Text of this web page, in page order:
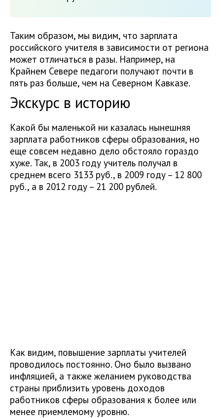
Таким образом, мы видим, что зарплата
российского учителя в зависимости от региона
может отличаться в разы. Например, на
Крайнем Севере педагоги получают почти в
пять раз больше, чем на Северном Кавказе.
Экскурс в историю
Какой бы маленькой ни казалась нынешняя
зарплата работников сферы образования, но
еще совсем недавно дело обстояло гораздо
хуже. Так, в 2003 году учитель получал в
среднем всего 3133 руб., в 2009 году – 12 800
руб., а в 2012 году – 21 200 рублей.
Как видим, повышение зарплаты учителей
проводилось постоянно. Оно было вызвано
инфляцией, а также желанием руководства
страны приблизить уровень доходов
работников сферы образования к более или
менее приемлемому уровню.